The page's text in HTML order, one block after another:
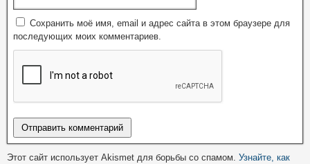
Сохранить моё имя, email и адрес сайта в этом браузере для
последующих моих комментариев.
Этот сайт использует Akismet для борьбы со спамом. Узнайте, как